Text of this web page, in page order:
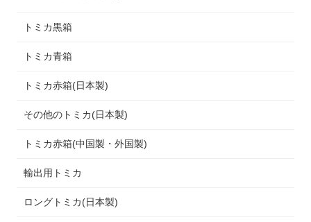
トミカ黒箱
トミカ青箱
トミカ赤箱(日本製)
その他のトミカ(日本製)
トミカ赤箱(中国製・外国製)
輸出用トミカ
ロングトミカ(日本製)